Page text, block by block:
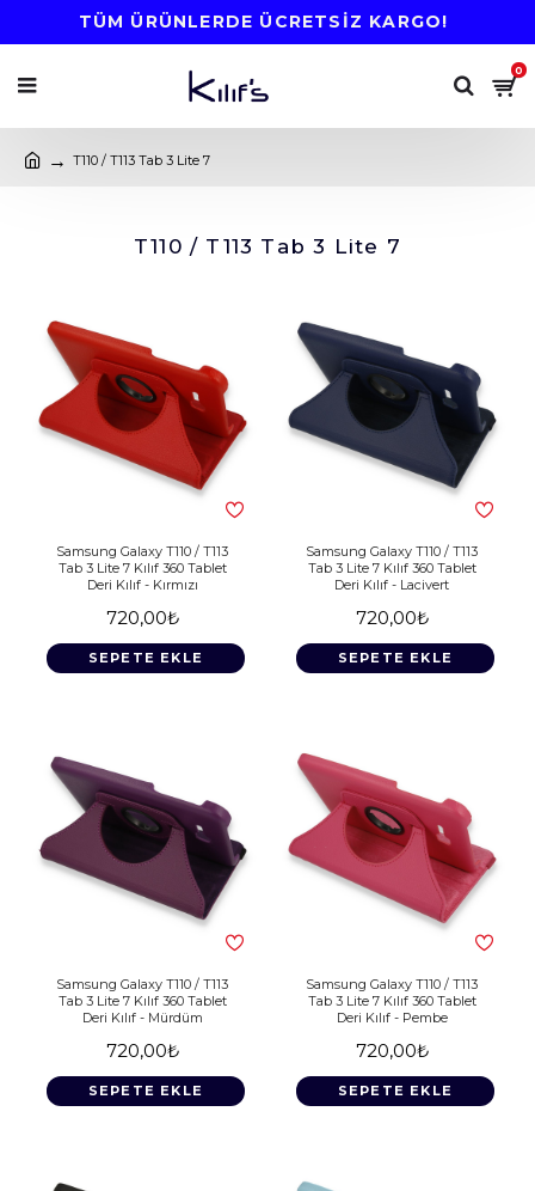
TÜM ÜRÜNLERDE ÜCRETSİZ KARGO!
0
T110 / T113 Tab 3 Lite 7
T110 / T113 Tab 3 Lite 7
Samsung Galaxy T110 / T113
Tab 3 Lite 7 Kılıf 360 Tablet
Deri Kılıf - Kırmızı
720,00₺
SEPETE EKLE
Samsung Galaxy T110 / T113
Tab 3 Lite 7 Kılıf 360 Tablet
Deri Kılıf - Lacivert
720,00₺
SEPETE EKLE
Samsung Galaxy T110 / T113
Tab 3 Lite 7 Kılıf 360 Tablet
Deri Kılıf - Mürdüm
720,00₺
SEPETE EKLE
Samsung Galaxy T110 / T113
Tab 3 Lite 7 Kılıf 360 Tablet
Deri Kılıf - Pembe
720,00₺
SEPETE EKLE